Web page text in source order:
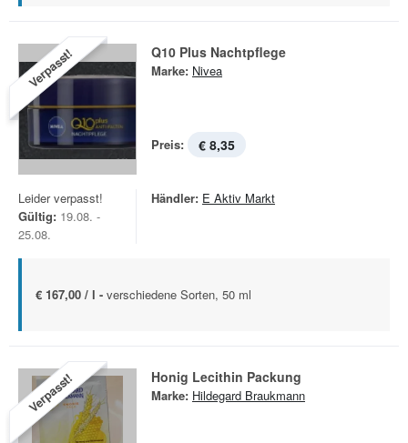
Verpasst! Q10 Plus Nachtpflege
Marke: Nivea
Preis: € 8,35
Leider verpasst!
Gültig: 19.08. -
25.08.
Händler: E Aktiv Markt
€ 167,00 / l - verschiedene Sorten, 50 ml
Verpasst! Honig Lecithin Packung
Marke: Hildegard Braukmann